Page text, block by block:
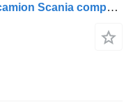
Culasse Chiuloasa motor pour camion Scania compatibilă cu codurile 1921303, 2005283, 2330322, 1874583, 1855950, 2002702